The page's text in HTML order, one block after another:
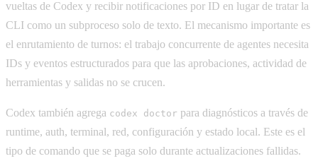
vueltas de Codex y recibir notificaciones por ID en lugar de tratar la
CLI como un subproceso solo de texto. El mecanismo importante es
el enrutamiento de turnos: el trabajo concurrente de agentes necesita
IDs y eventos estructurados para que las aprobaciones, actividad de
herramientas y salidas no se crucen.
Codex también agrega codex doctor para diagnósticos a través de
runtime, auth, terminal, red, configuración y estado local. Este es el
tipo de comando que se paga solo durante actualizaciones fallidas.